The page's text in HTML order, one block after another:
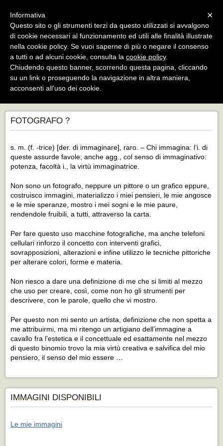
BLVE Project Srls
HUB di servizi: arte, fotografia, stampa,
formazione, esposizione, eventi e sale posa
ALESSIO BUONAZIA IMMAGINATÓRE
FOTOGRAFO ?
s. m. (f. -trice) [der. di immaginare], raro. – Chi immagina: l’i. di
queste assurde favole; anche agg., col senso di immaginativo:
potenza, facoltà i., la virtù immaginatrice.
Non sono un fotografo, neppure un pittore o un grafico eppure,
costruisco immagini, materializzo i miei pensieri, le mie angosce
e le mie speranze, mostro i mei sogni e le mie paure,
rendendole fruibili, a tutti, attraverso la carta.
Per fare questo uso macchine fotografiche, ma anche telefoni
cellulari rinforzo il concetto con interventi grafici,
sovrapposizioni, alterazioni e infine utilizzo le tecniche pittoriche
per alterare colori, forme e materia.
Non riesco a dare una definizione di me che si limiti al mezzo
che uso per creare, così, come non ho gli strumenti per
descrivere, con le parole, quello che vi mostro.
Per questo non mi sento un artista, definizione che non spetta a
me attribuirmi, ma mi ritengo un artigiano dell’immagine a
cavallo fra l’estetica e il concettuale ed esattamente nel mezzo
di questo binomio trovo la mia virtù creativa e salvifica del mio
pensiero, il senso del mio essere …
IMMAGINI DISPONIBILI
Le mie immagini
×
Informativa
Questo sito o gli strumenti terzi da questo utilizzati si avvalgono
di cookie necessari al funzionamento ed utili alle finalità illustrate
nella cookie policy. Se vuoi saperne di più o negare il consenso
a tutti o ad alcuni cookie, consulta la cookie policy.
Chiudendo questo banner, scorrendo questa pagina, cliccando
su un link o proseguendo la navigazione in altra maniera,
acconsenti all’uso dei cookie.